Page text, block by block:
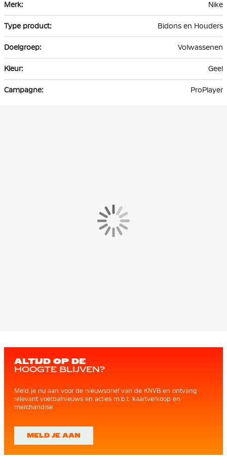
informatie
Nike
Bidons en Houders
Volwassenen
Geel
ProPlayer
ALTIJD OP DE
HOOGTE BLIJVEN?
Meld je nu aan voor de nieuwsbrief van de KNVB en ontvang
relevant voetbalnieuws en acties m.b.t. kaartverkoop en
merchandise.
MELD JE AAN